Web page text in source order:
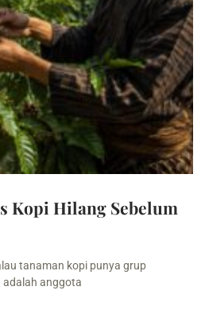
Kopi Hilang Sebelum
tanaman kopi punya grup
adalah anggota